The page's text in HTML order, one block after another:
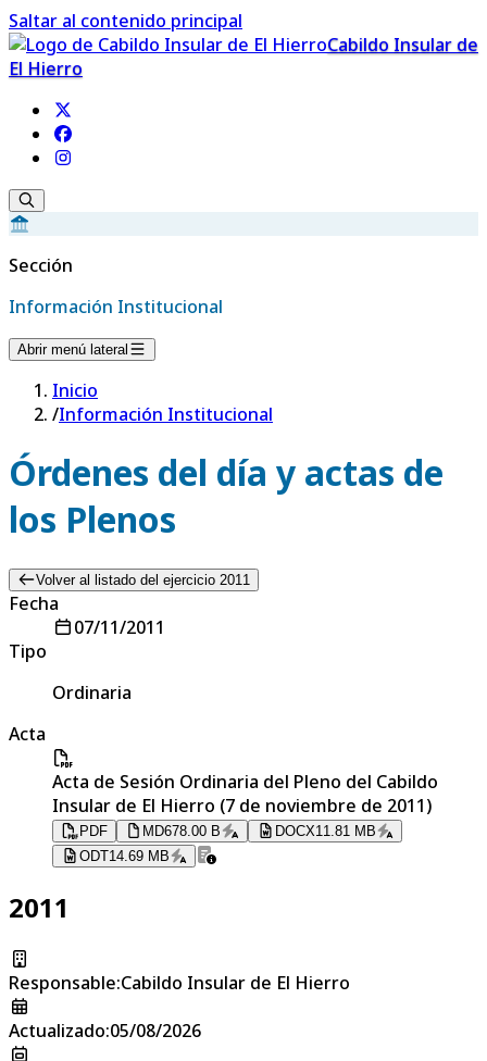
Saltar al contenido principal
Cabildo Insular de
El Hierro
Sección
Información Institucional
Abrir menú lateral
Inicio
/Información Institucional
Órdenes del día y actas de
los Plenos
Volver al listado del ejercicio 2011
Fecha
07/11/2011
Tipo
Ordinaria
Acta
Acta de Sesión Ordinaria del Pleno del Cabildo
Insular de El Hierro (7 de noviembre de 2011)
PDF MD678.00 B DOCX11.81 MB
ODT14.69 MB
2011
Responsable:Cabildo Insular de El Hierro
Actualizado:05/08/2026